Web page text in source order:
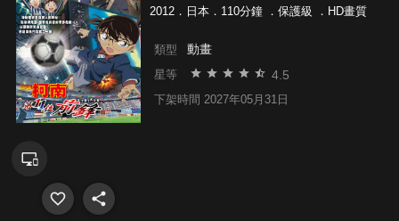
2012．日本．110分鐘 ． 保護級 ．HD畫質
類型 動畫
星等 4.5
下架時間 2027年05月31日